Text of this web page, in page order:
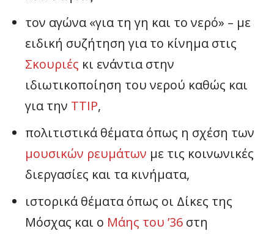
τον αγώνα «για τη γη και το νερό» – με
ειδική συζήτηση για το κίνημα στις
Σκουριές κι ενάντια στην
ιδιωτικοποίηση του νερού καθώς και
για την ΤΤΙΡ,
πολιτιστικά θέματα όπως η σχέση των
μουσικών ρευμάτων με τις κοινωνικές
διεργασίες και τα κινήματα,
ιστορικά θέματα όπως οι Δίκες της
Μόσχας και ο Μάης του ’36 στη